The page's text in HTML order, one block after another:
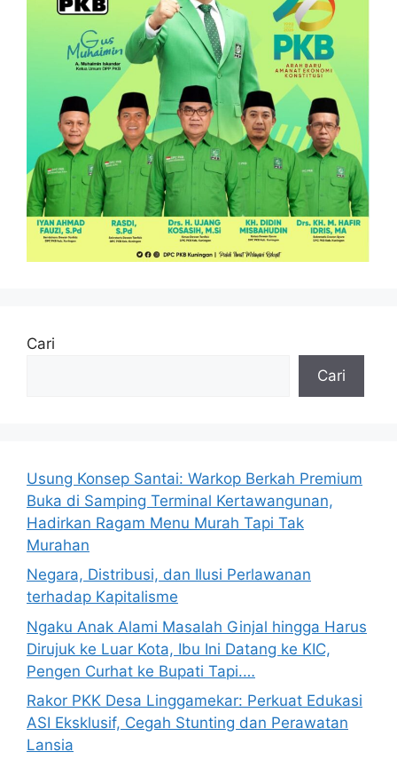
Cari
Cari
Usung Konsep Santai: Warkop Berkah Premium
Buka di Samping Terminal Kertawangunan,
Hadirkan Ragam Menu Murah Tapi Tak
Murahan
Negara, Distribusi, dan Ilusi Perlawanan
terhadap Kapitalisme
Ngaku Anak Alami Masalah Ginjal hingga Harus
Dirujuk ke Luar Kota, Ibu Ini Datang ke KIC,
Pengen Curhat ke Bupati Tapi.…
Rakor PKK Desa Linggamekar: Perkuat Edukasi
ASI Eksklusif, Cegah Stunting dan Perawatan
Lansia